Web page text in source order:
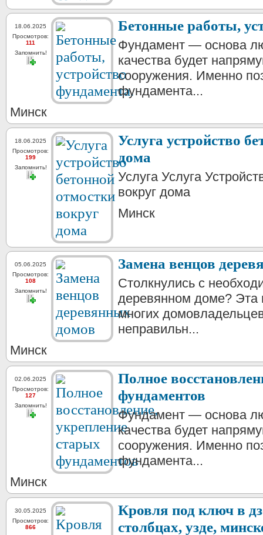
18.06.2025
Просмотров:
111
Запомнить!
Бетонные работы,
Фундамент — основа
качества будет
сооружения. Именно
фундамента...
Минск
18.06.2025
Просмотров:
199
Запомнить!
Услуга устройство
дома
Услуга Услуга
вокруг дома
Минск
05.06.2025
Просмотров:
108
Запомнить!
Замена венцов
Столкнулись с
деревянном доме? Эта
многих
неправильн...
Минск
02.06.2025
Просмотров:
127
Запомнить!
Полное
фундаментов
Фундамент — основа
качества будет
сооружения. Именно
фундамента...
Минск
30.05.2025
Просмотров:
866
Кровля под ключ в
столбцах, узде,